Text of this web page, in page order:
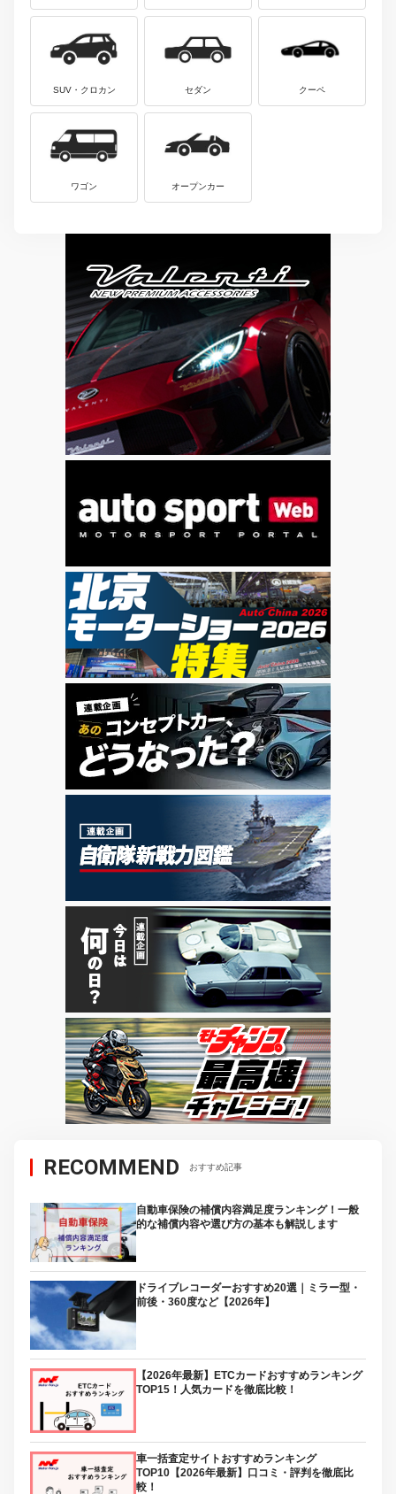
SUV・クロカン セダン クーペ
ワゴン オープンカー
RECOMMEND おすすめ記事
自動車保険の補償内容満足度ランキング！一般
的な補償内容や選び方の基本も解説します
ドライブレコーダーおすすめ20選｜ミラー型・
前後・360度など【2026年】
【2026年最新】ETCカードおすすめランキング
TOP15！人気カードを徹底比較！
車一括査定サイトおすすめランキング
TOP10【2026年最新】口コミ・評判を徹底比
較！